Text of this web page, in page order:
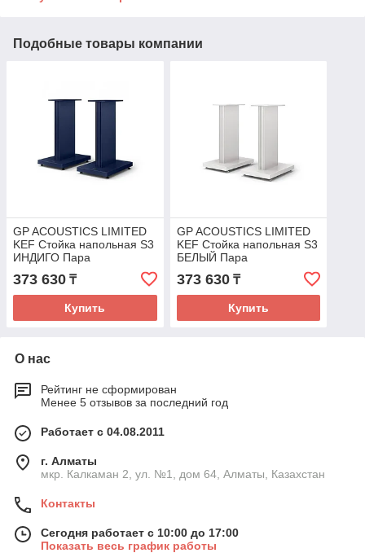
Подобные товары компании
GP ACOUSTICS LIMITED
KEF Стойка напольная S3
ИНДИГО Пара
373 630 ₸
Купить
GP ACOUSTICS LIMITED
KEF Стойка напольная S3
БЕЛЫЙ Пара
373 630₸
Купить
О нас
Рейтинг не сформирован
Менее 5 отзывов за последний год
Работает с 04.08.2011
г. Алматы
мкр. Калкаман 2, ул. №1, дом 64, Алматы, Казахстан
Контакты
Сегодня работает с 10:00 до 17:00
Показать весь график работы